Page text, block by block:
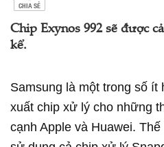
CHIA SẺ
Chip Exynos 992 sẽ được
kể.
Samsung là một trong số ít
xuất chip xử lý cho những
cạnh Apple và Huawei.